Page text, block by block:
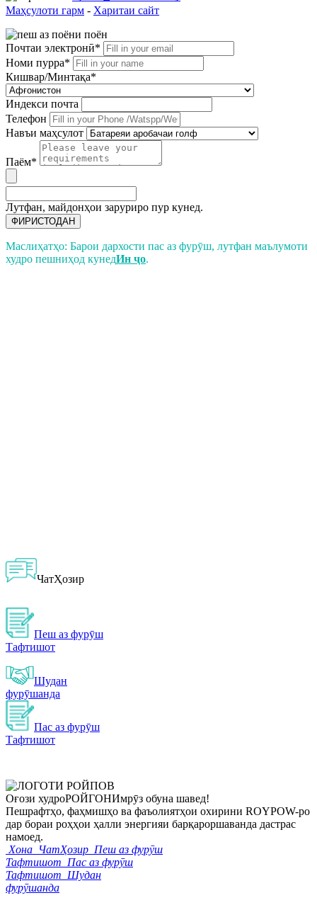
Маҳсулоти гарм - Харитаи сайт
Почтаи электронӣ*
Номи пурра*
Кишвар/Минтақа*
Индекси почта
Телефон
Навъи маҳсулот
Паём*
Лутфан, майдонҳои заруриро пур кунед.
ФИРИСТОДАН
Маслиҳатҳо: Барои дархости пас аз фурӯш, лутфан маълумоти
худро пешниҳод кунедИн ҷо.
ЧатҲозир
Пеш аз фурӯш
Тафтишот
Шудан
фурӯшанда
Пас аз фурӯш
Тафтишот
Оғози худроРОЙГОНИмрӯз обуна шавед!
Пешрафтҳо, фаҳмишҳо ва фаъолиятҳои охирини ROYPOW-ро
дар бораи роҳҳои ҳалли энергияи барқароршаванда дастрас
намоед.
Хона ЧатҲозир Пеш аз фурӯш
Тафтишот Пас аз фурӯш
Тафтишот Шудан
фурӯшанда